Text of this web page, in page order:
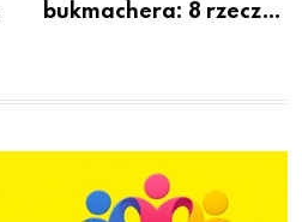
bukmachera: 8 rzeczy,